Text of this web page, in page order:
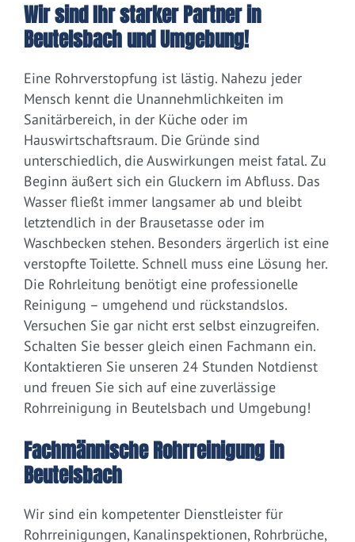
Wir sind Ihr starker Partner in
Beutelsbach und Umgebung!
Eine Rohrverstopfung ist lästig. Nahezu jeder
Mensch kennt die Unannehmlichkeiten im
Sanitärbereich, in der Küche oder im
Hauswirtschaftsraum. Die Gründe sind
unterschiedlich, die Auswirkungen meist fatal. Zu
Beginn äußert sich ein Gluckern im Abfluss. Das
Wasser fließt immer langsamer ab und bleibt
letztendlich in der Brausetasse oder im
Waschbecken stehen. Besonders ärgerlich ist eine
verstopfte Toilette. Schnell muss eine Lösung her.
Die Rohrleitung benötigt eine professionelle
Reinigung – umgehend und rückstandslos.
Versuchen Sie gar nicht erst selbst einzugreifen.
Schalten Sie besser gleich einen Fachmann ein.
Kontaktieren Sie unseren 24 Stunden Notdienst
und freuen Sie sich auf eine zuverlässige
Rohrreinigung in Beutelsbach und Umgebung!
Fachmännische Rohrreinigung in
Beutelsbach
Wir sind ein kompetenter Dienstleister für
Rohrreinigungen, Kanalinspektionen, Rohrbrüche,